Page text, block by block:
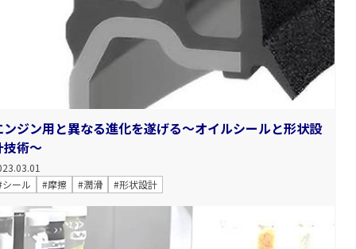
ンジン用と異なる進化を遂げる～オイルシールと形状設
技術～
シール
#摩擦 #潤滑 #形状設計